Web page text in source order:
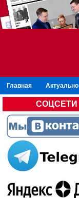
Главная Актуально
СОЦСЕТИ